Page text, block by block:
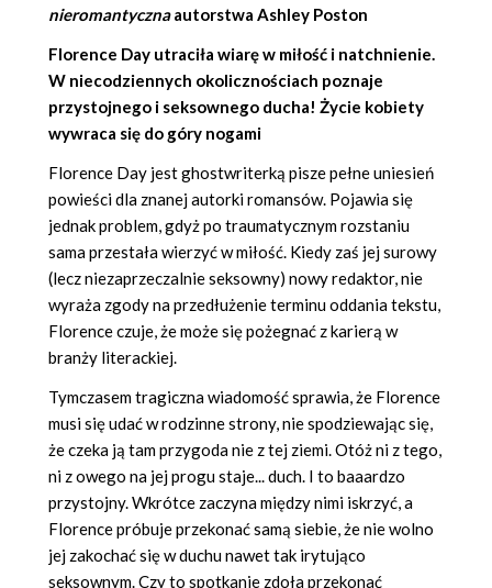
nieromantycznaautorstwa Ashley Poston
Florence Day utraciła wiarę w miłość i natchnienie.
W niecodziennych okolicznościach poznaje
przystojnego i seksownego ducha! Życie kobiety
wywraca się do góry nogami
Florence Day jest ghostwriterką pisze pełne uniesień
powieści dla znanej autorki romansów. Pojawia się
jednak problem, gdyż po traumatycznym rozstaniu
sama przestała wierzyć w miłość. Kiedy zaś jej surowy
(lecz niezaprzeczalnie seksowny) nowy redaktor, nie
wyraża zgody na przedłużenie terminu oddania tekstu,
Florence czuje, że może się pożegnać z karierą w
branży literackiej.
Tymczasem tragiczna wiadomość sprawia, że Florence
musi się udać w rodzinne strony, nie spodziewając się,
że czeka ją tam przygoda nie z tej ziemi. Otóż ni z tego,
ni z owego na jej progu staje... duch. I to baaardzo
przystojny. Wkrótce zaczyna między nimi iskrzyć, a
Florence próbuje przekonać samą siebie, że nie wolno
jej zakochać się w duchu nawet tak irytująco
seksownym. Czy to spotkanie zdoła przekonać